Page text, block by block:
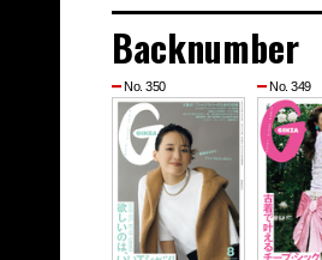
Backnumber
No. 350 No. 349